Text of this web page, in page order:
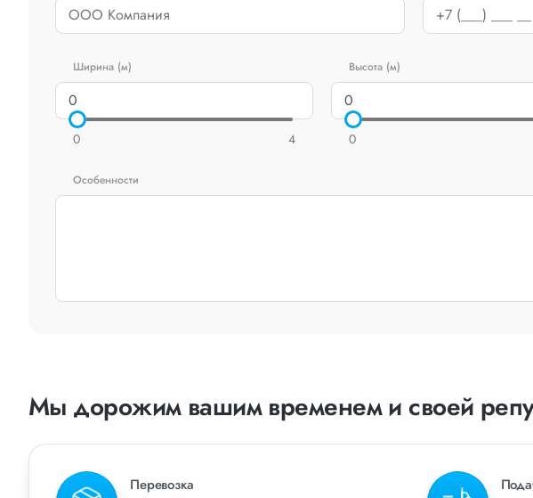
Ширина (м)
0 4
Высота (м)
0
Особенности
Мы дорожим вашим временем и своей
Перевозка